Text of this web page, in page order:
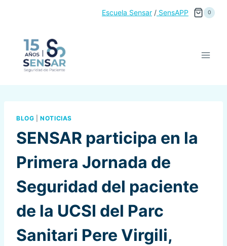
Escuela Sensar/SensAPP 0
BLOG |NOTICIAS
SENSAR participa en la
Primera Jornada de
Seguridad del paciente
de la UCSI del Parc
Sanitari Pere Virgili,